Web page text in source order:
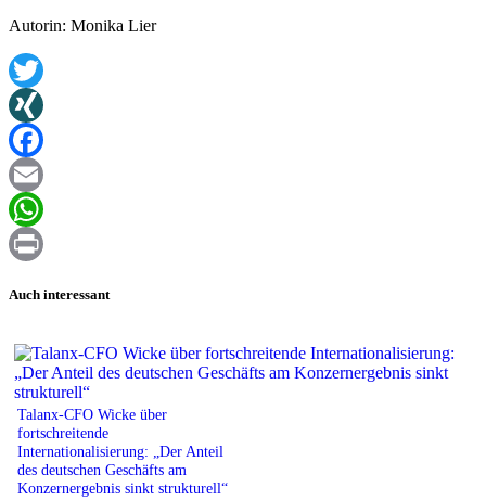
Autorin: Monika Lier
Twitter
XING
Facebook
Email
WhatsApp
Auch interessant
Talanx-CFO Wicke über
fortschreitende
Internationalisierung: „Der Anteil
des deutschen Geschäfts am
Konzernergebnis sinkt strukturell“